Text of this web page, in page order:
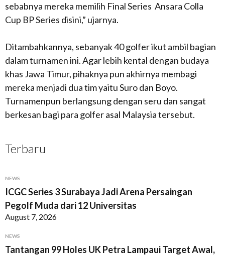
sebabnya mereka memilih Final Series Ansara Colla
Cup BP Series disini,” ujarnya.
Ditambahkannya, sebanyak 40 golfer ikut ambil bagian
dalam turnamen ini. Agar lebih kental dengan budaya
khas Jawa Timur, pihaknya pun akhirnya membagi
mereka menjadi dua tim yaitu Suro dan Boyo.
Turnamenpun berlangsung dengan seru dan sangat
berkesan bagi para golfer asal Malaysia tersebut.
Terbaru
NEWS
ICGC Series 3 Surabaya Jadi Arena Persaingan
Pegolf Muda dari 12 Universitas
August 7, 2026
NEWS
Tantangan 99 Holes UK Petra Lampaui Target Awal,